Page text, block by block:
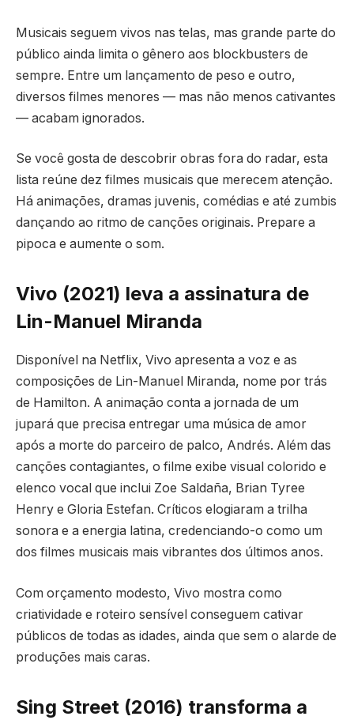
Musicais seguem vivos nas telas, mas grande parte do
público ainda limita o gênero aos blockbusters de
sempre. Entre um lançamento de peso e outro,
diversos filmes menores — mas não menos cativantes
— acabam ignorados.
Se você gosta de descobrir obras fora do radar, esta
lista reúne dez filmes musicais que merecem atenção.
Há animações, dramas juvenis, comédias e até zumbis
dançando ao ritmo de canções originais. Prepare a
pipoca e aumente o som.
Vivo (2021) leva a assinatura de
Lin-Manuel Miranda
Disponível na Netflix, Vivo apresenta a voz e as
composições de Lin-Manuel Miranda, nome por trás
de Hamilton. A animação conta a jornada de um
jupará que precisa entregar uma música de amor
após a morte do parceiro de palco, Andrés. Além das
canções contagiantes, o filme exibe visual colorido e
elenco vocal que inclui Zoe Saldaña, Brian Tyree
Henry e Gloria Estefan. Críticos elogiaram a trilha
sonora e a energia latina, credenciando-o como um
dos filmes musicais mais vibrantes dos últimos anos.
Com orçamento modesto, Vivo mostra como
criatividade e roteiro sensível conseguem cativar
públicos de todas as idades, ainda que sem o alarde de
produções mais caras.
Sing Street (2016) transforma a